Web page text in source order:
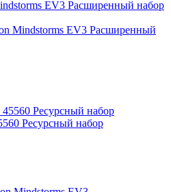
Mindstorms EV3 Расширенный
Ресурсный набор